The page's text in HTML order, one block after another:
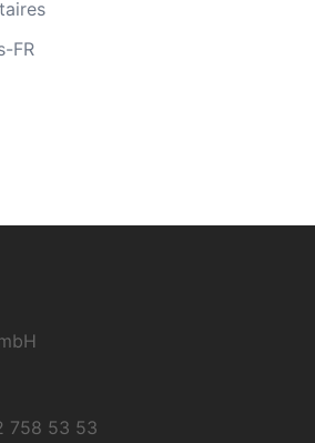
FR
758 53 53